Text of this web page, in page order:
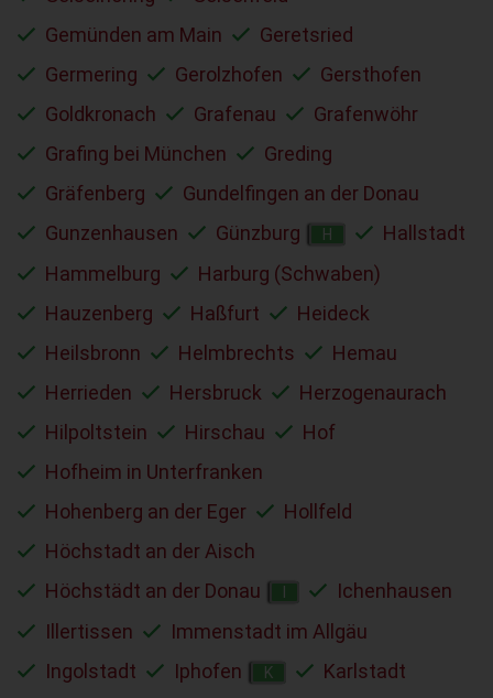
Gemünden am Main
Geretsried
Germering
Gerolzhofen
Gersthofen
Goldkronach
Grafenau
Grafenwöhr
Grafing bei München
Greding
Gräfenberg
Gundelfingen an der Donau
Gunzenhausen
Günzburg H
Hallstadt
Hammelburg
Harburg (Schwaben)
Hauzenberg
Haßfurt
Heideck
Heilsbronn
Helmbrechts
Hemau
Herrieden
Hersbruck
Herzogenaurach
Hilpoltstein
Hirschau
Hof
Hofheim in Unterfranken
Hohenberg an der Eger
Hollfeld
Höchstadt an der Aisch
Höchstädt an der Donau
Ichenhausen
Illertissen
Immenstadt im Allgäu
Ingolstadt
Iphofen K
Karlstadt